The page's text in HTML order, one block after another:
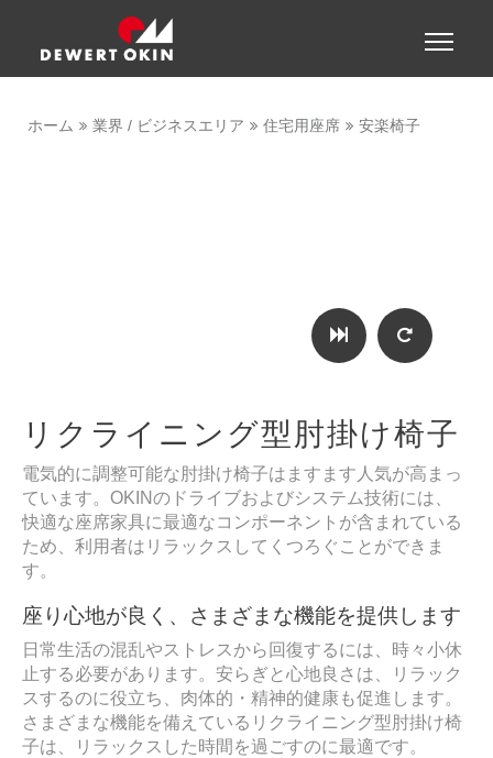
Toggle
ホーム 業界 / ビジネスエリア 住宅用座席 安楽椅子
リクライニング型肘掛け椅子
電気的に調整可能な肘掛け椅子はますます人気が高まっ
ています。OKINのドライブおよびシステム技術には、
快適な座席家具に最適なコンポーネントが含まれている
ため、利用者はリラックスしてくつろぐことができま
す。
座り心地が良く、さまざまな機能を提供します
日常生活の混乱やストレスから回復するには、時々小休
止する必要があります。安らぎと心地良さは、リラック
スするのに役立ち、肉体的・精神的健康も促進します。
さまざまな機能を備えているリクライニング型肘掛け椅
子は、リラックスした時間を過ごすのに最適です。